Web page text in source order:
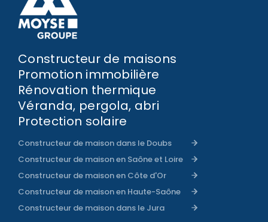
Constructeur de maisons
Promotion immobilière
Rénovation thermique
Véranda, pergola, abri
Protection solaire
Constructeur de maison dans le Doubs
Constructeur de maison en Saône et Loire
Constructeur de maison en Côte d'Or
Constructeur de maison en Haute-Saône
Constructeur de maison dans le Jura